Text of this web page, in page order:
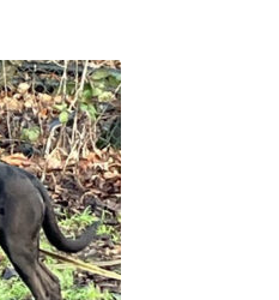
bis Juni 2026